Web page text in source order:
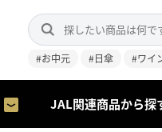
#お中元 #日傘 #ワイ
JAL関連商品から探